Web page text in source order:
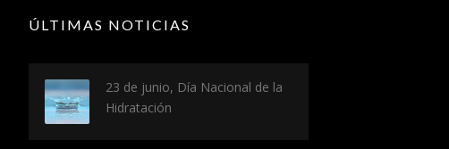
ÚLTIMAS NOTICIAS
23 de junio, Día Nacional de la
Hidratación